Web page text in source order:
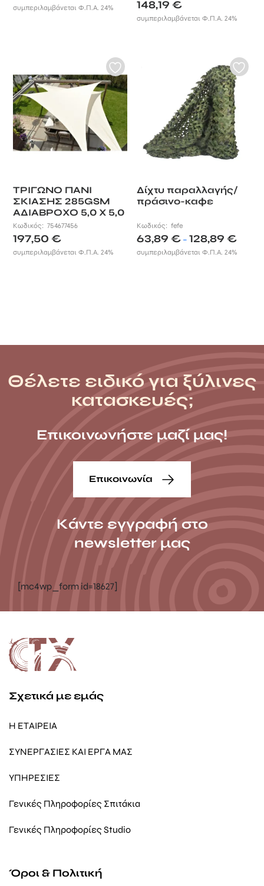
επιθυμήσετε, ενώ η ποιότητα
κατασκευής τους προσφέρει
συμπεριλαμβάνεται Φ.Π.Α. 24% 148,19€
συμπεριλαμβάνεται Φ.Π.Α. 24%
ΤΡΙΓΩΝΟ ΠΑΝΙ
ΣΚΙΑΣΗΣ 285GSM
ΑΔΙΑΒΡΟΧΟ 5,0 X 5,0
X 5,0M NESLING
Κωδικός:754677456
197,50€
συμπεριλαμβάνεται Φ.Π.Α. 24%
Δίχτυ παραλλαγής/
πράσινο-καφε
Κωδικός:fefe
63,89€ – 128,89€
συμπεριλαμβάνεται Φ.Π.Α. 24%
Θέλετε ειδικό για ξύλινες
κατασκευές;
Επικοινωνήστε μαζί μας!
Επικοινωνία
Κάντε εγγραφή στο
newsletter μας
[mc4wp_form id=18627]
Σχετικά με εμάς
Η ΕΤΑΙΡΕΙΑ
ΣΥΝΕΡΓΑΣΙΕΣ ΚΑΙ ΕΡΓΑ ΜΑΣ
ΥΠΗΡΕΣΙΕΣ
Γενικές Πληροφορίες Σπιτάκια
Γενικές Πληροφορίες Studio
Όροι & Πολιτική